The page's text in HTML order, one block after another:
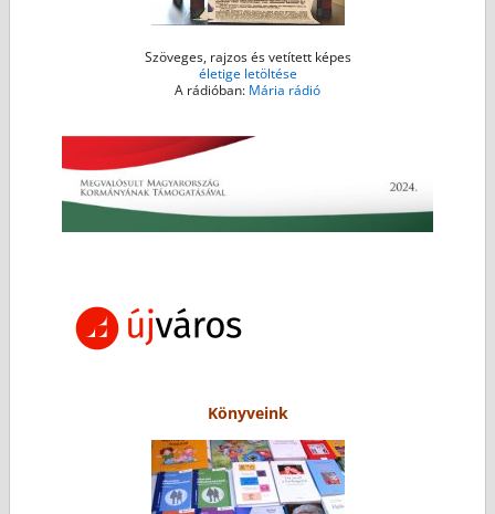
Szöveges, rajzos és vetített képes
életige letöltése
A rádióban: Mária rádió
Könyveink